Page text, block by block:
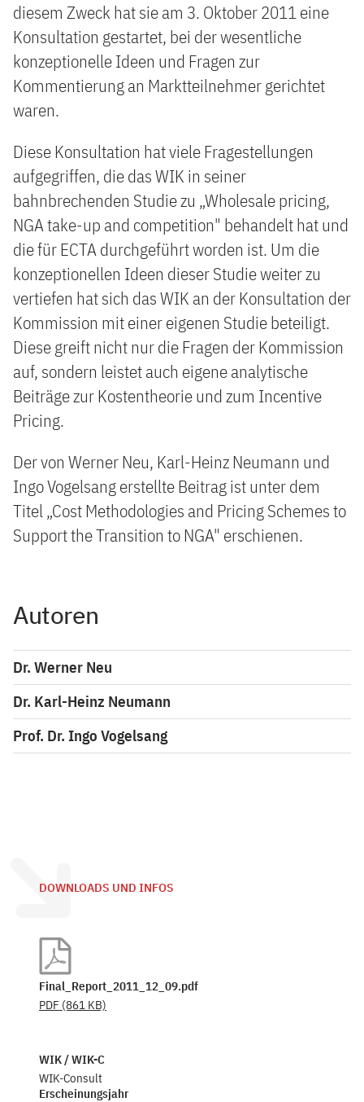
diesem Zweck hat sie am 3. Oktober 2011 eine
Konsultation gestartet, bei der wesentliche
konzeptionelle Ideen und Fragen zur
Kommentierung an Marktteilnehmer gerichtet
waren.
Diese Konsultation hat viele Fragestellungen
aufgegriffen, die das WIK in seiner
bahnbrechenden Studie zu „Wholesale pricing,
NGA take-up and competition" behandelt hat und
die für ECTA durchgeführt worden ist. Um die
konzeptionellen Ideen dieser Studie weiter zu
vertiefen hat sich das WIK an der Konsultation der
Kommission mit einer eigenen Studie beteiligt.
Diese greift nicht nur die Fragen der Kommission
auf, sondern leistet auch eigene analytische
Beiträge zur Kostentheorie und zum Incentive
Pricing.
Der von Werner Neu, Karl-Heinz Neumann und
Ingo Vogelsang erstellte Beitrag ist unter dem
Titel „Cost Methodologies and Pricing Schemes to
Support the Transition to NGA" erschienen.
Autoren
Dr. Werner Neu
Dr. Karl-Heinz Neumann
Prof. Dr. Ingo Vogelsang
DOWNLOADS UND INFOS
Final_Report_2011_12_09.pdf
PDF (861 KB)
WIK / WIK-C
WIK-Consult
Erscheinungsjahr